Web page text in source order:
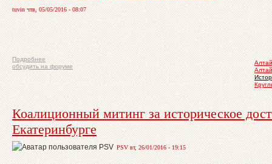
tuvin чтв, 05/05/2016 - 08:07
Алтай
Подробнее
обсудить на форуме
Коалиционный митинг за историческое
Екатеринбурге
PSV вт, 26/01/2016 - 19:15